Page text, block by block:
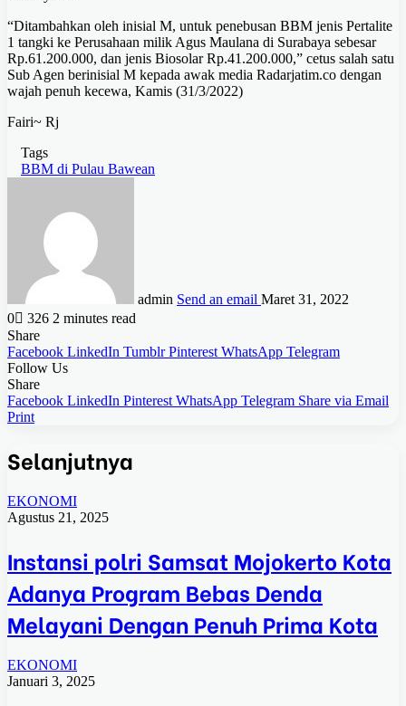
“Ditambahkan oleh inisial M, untuk penebusan BBM jenis Pertalite
1 tangki ke Perusahaan milik Agus Maulana di Surabaya sebesar
Rp.61.200.000, dan jenis Biosolar Rp.41.200.000,” cetus salah satu
Sub Agen berinisial M kepada awak media Radarjatim.co dengan
wajah penuh kecewa, Kamis (31/3/2022)
Fairi~ Rj
Tags
BBM di Pulau Bawean
admin Send an email Maret 31, 2022
0
326 2 minutes read
Share
Facebook LinkedIn Tumblr Pinterest WhatsApp Telegram
Follow Us
Share
Facebook LinkedIn Pinterest WhatsApp Telegram Share via Email
Print
Selanjutnya
EKONOMI
Agustus 21, 2025
Instansi polri Samsat Mojokerto Kota
Adanya Program Bebas Denda
Melayani Dengan Penuh Prima Kota
EKONOMI
Januari 3, 2025